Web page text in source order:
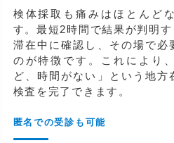
検体採取も痛みはほとんど
す。最短2時間で結果が判明
滞在中に確認し、その場で必
のが特徴です。これにより
ど、時間がない」という地方
検査を完了できます。
匿名での受診も可能